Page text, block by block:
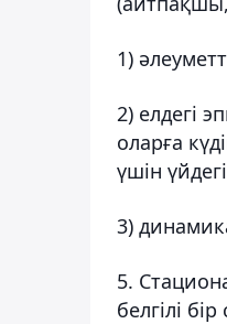
1)
2) елдегі
оларға
үшін
3)
5.
белгілі